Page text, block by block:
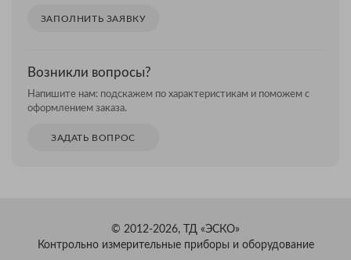
ЗАПОЛНИТЬ ЗАЯВКУ
Возникли вопросы?
Напишите нам: подскажем по характеристикам и поможем с
оформлением заказа.
ЗАДАТЬ ВОПРОС
© 2012-2026, ТД «ЭСКО»
Контрольно измерительные приборы и оборудование